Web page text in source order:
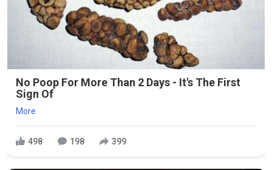
No Poop For More Than 2 Days - It's The First
Sign Of
More
498 198 399